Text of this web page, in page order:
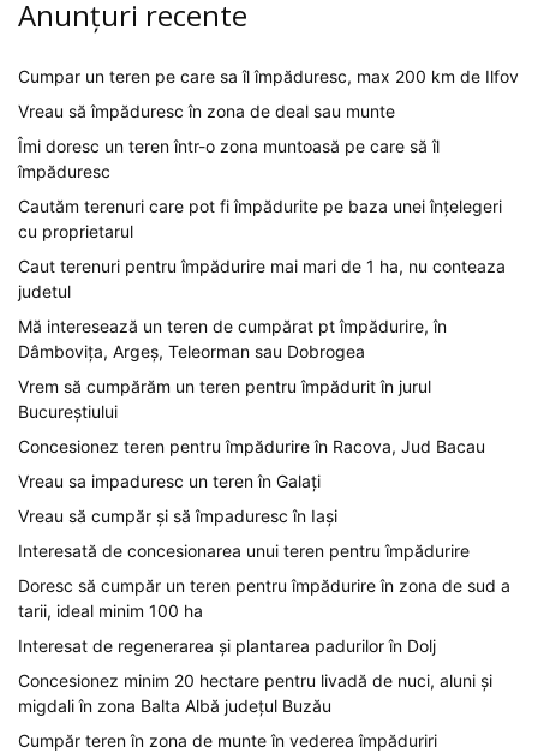
Anunțuri recente
Cumpar un teren pe care sa îl împăduresc, max 200 km de Ilfov
Vreau să împăduresc în zona de deal sau munte
Îmi doresc un teren într-o zona muntoasă pe care să îl
împăduresc
Cautăm terenuri care pot fi împădurite pe baza unei înțelegeri
cu proprietarul
Caut terenuri pentru împădurire mai mari de 1 ha, nu conteaza
judetul
Mă interesează un teren de cumpărat pt împădurire, în
Dâmbovița, Argeș, Teleorman sau Dobrogea
Vrem să cumpărăm un teren pentru împădurit în jurul
Bucureștiului
Concesionez teren pentru împădurire în Racova, Jud Bacau
Vreau sa impaduresc un teren în Galați
Vreau să cumpăr și să împaduresc în Iași
Interesată de concesionarea unui teren pentru împădurire
Doresc să cumpăr un teren pentru împădurire în zona de sud a
tarii, ideal minim 100 ha
Interesat de regenerarea și plantarea padurilor în Dolj
Concesionez minim 20 hectare pentru livadă de nuci, aluni și
migdali în zona Balta Albă județul Buzău
Cumpăr teren în zona de munte în vederea împăduriri